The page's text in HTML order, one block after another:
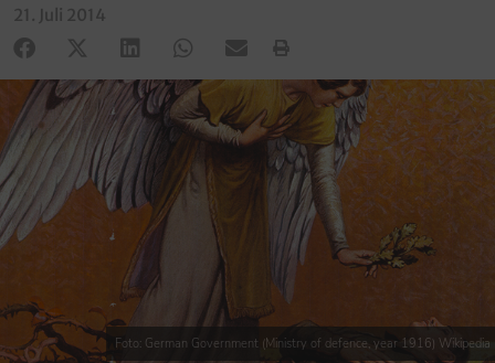
21. Juli 2014
Foto: German Government (Ministry of defence, year 1916) Wikipedia